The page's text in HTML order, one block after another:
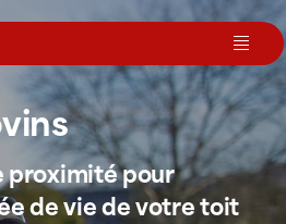
proximité pour
de vie de votre toit